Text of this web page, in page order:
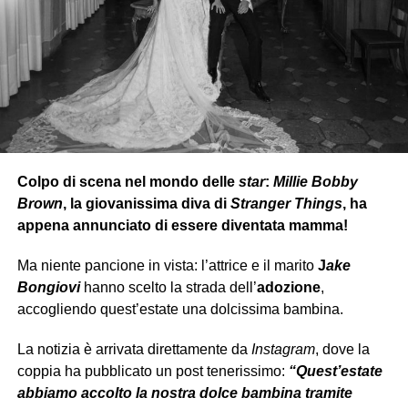
Una parola che, per Grignanimodifica totalmente
senso del brano .
L’etichetta Warner Chappell Music Italiana haallora
esortatole partia un accordo pacifico
per poter
arrivare ad una chiusura cordiale della faccenda.
Colpo di scena nel mondo delle star: Millie Bobby
Brown, la giovanissima diva di Stranger Things, ha
appena annunciato di essere diventata mamma!
Ma niente pancione in vista: l’attrice e il marito Jake
Bongiovihanno scelto la strada dell’adozione,
accogliendo quest’estate una dolcissima bambina.
La notizia è arrivata direttamente da Instagram, dove la
coppia ha pubblicato un post tenerissimo: “Quest’estate
abbiamo accolto la nostra dolce bambina tramite